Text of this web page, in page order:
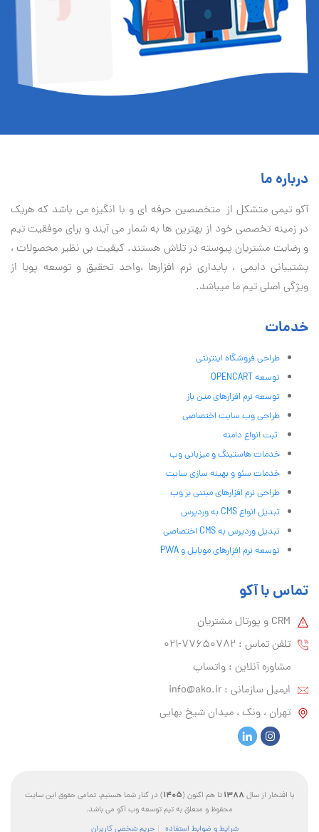
درباره ما
آكو تيمی متشکل از متخصصین حرفه ای و با انگیزه می باشد که هریک
در زمینه تخصصی خود از بهترین ها به شمار می آیند و برای موفقیت تيم
و رضایت مشتریان پیوسته در تلاش هستند. کیفیت بی نظير محصولات ،
پشتیبانی دايمی ، پایداری نرم افزارها ،واحد تحقیق و توسعه پویا از
ویژگی اصلی تیم ما میباشد.
خدمات
طراحی فروشگاه اینترنتی
توسعه OPENCART
توسعه نرم افزارهای متن باز
طراحی وب سایت اختصاصی
ثبت انواع دامنه
خدمات هاستینگ و میزبانی وب
خدمات سئو و بهینه سازی سایت
طراحی نرم افزارهای مبتنی بر وب
تبدیل انواع CMS به وردپرس
تبدیل وردپرس به CMS اختصاصی
توسعه نرم افزارهای موبایل و PWA
تماس با آکو
CRM و پورتال مشتریان
تلفن تماس :‌ 77650782-021
مشاوره آنلاین : واتساپ
ایمیل سازمانی :‌ info@ako.ir
تهران ، ونک ، میدان شیخ بهایی
با افتخار از سال 1388تا هم اکنون (1405) در کنار شما هستیم. تمامی حقوق این سایت
محفوظ و متعلق به تیم توسعه وب آکو می باشد.
شرایط و ضوابط استفاده
حریم شخصی کاربران